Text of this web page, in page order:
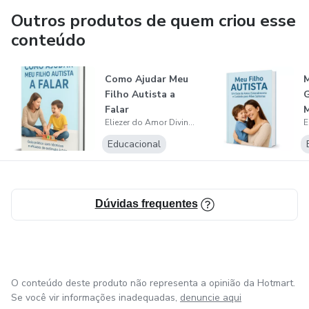
Outros produtos de quem criou esse
conteúdo
Como Ajudar Meu
Filho Autista a
Falar
Eliezer do Amor Divino Silva
Educacional
Dúvidas frequentes
O conteúdo deste produto não representa a opinião da Hotmart.
Se você vir informações inadequadas, denuncie aqui